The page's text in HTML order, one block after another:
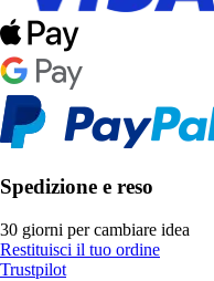
Spedizione e reso
30 giorni per cambiare idea
Restituisci il tuo ordine
Trustpilot